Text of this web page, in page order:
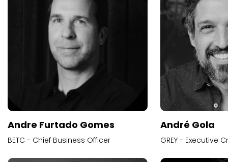
Andre Furtado Gomes
BETC - Chief Business Officer
André Gola
GREY - Executive